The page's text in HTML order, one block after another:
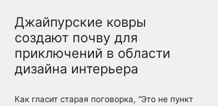
Джайпурские ковры
создают почву для
приключений в области
дизайна интерьера
Как гласит старая поговорка, “Это не пункт